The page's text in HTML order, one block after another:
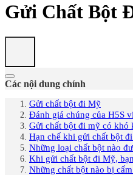
Gửi Chất Bột
Các nội dung chính
Gửi chất bột đi Mỹ
Đánh giá chúng của H5S
Gửi chất bột đi mỹ có khó
Hạn chế khi gửi chất bột
Những loại chất bột nào
Khi gửi chất bột đi Mỹ,
Những chất bột nào bị